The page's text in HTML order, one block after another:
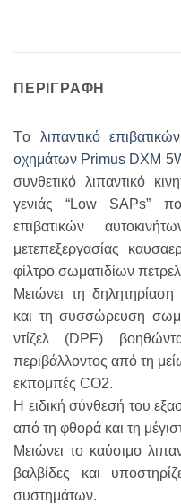
ΠΕΡΙΓΡΑΦΉ
Τo λιπαντικό
οχημάτων Primus DXM
συνθετικό λιπαντικό
γενιάς “Low SAPs”
επιβατικών
μετεπεξεργασίας
φίλτρο σωματιδίων
Μειώνει τη δηλητηρίαση
και τη συσσώρευση
ντίζελ (DPF)
περιβάλλοντος από τη
εκπομπές CO2.
Η ειδική σύνθεσή του
από τη φθορά και τη
Μειώνει το καύσιμο
βαλβίδες και
συστημάτων.